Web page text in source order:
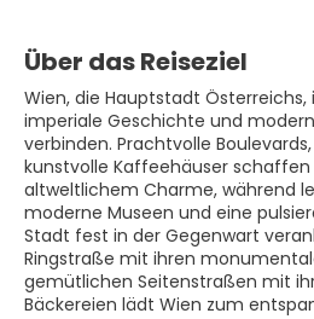
Über das Reiseziel
Wien, die Hauptstadt
imperiale Geschichte und
verbinden. Prachtvolle
kunstvolle Kaffeehäuser
altweltlichem Charme, während
moderne Museen und eine
Stadt fest in der Gegenwart
Ringstraße mit ihren
gemütlichen Seitenstraßen mit
Bäckereien lädt Wien zum